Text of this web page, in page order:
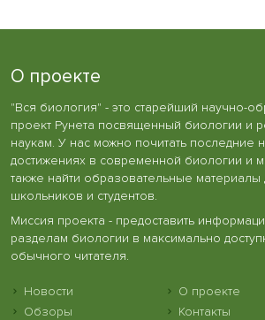
О проекте
"Вся биология" - это старейший научно-
проект Рунета посвященный биологии и
наукам. У нас можно почитать последние
достижениях в современной биологии и
также найти образовательные материалы
школьников и студентов.
Миссия проекта - предоставить
разделам биологии в максимально
обычного читателя.
Новости
Обзоры
О проекте
Контакты